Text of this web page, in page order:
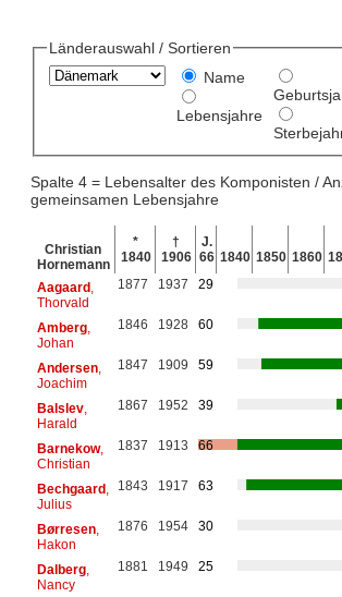
Länderauswahl / Sortieren
Name
Lebensjahre
Spalte 4 = Lebensalter des Komponisten /
gemeinsamen Lebensjahre
Christian
Hornemann
*
1840
†
1906
J.
66 1840 1850 1860
Aagaard,
Thorvald
1877 1937 29
Amberg,
Johan
1846 1928 60
Andersen,
Joachim
1847 1909 59
Balslev,
Harald
1867 1952 39
Barnekow,
Christian
1837 1913 66
Bechgaard,
Julius
1843 1917 63
Børresen,
Hakon
1876 1954 30
Dalberg,
Nancy
1881 1949 25